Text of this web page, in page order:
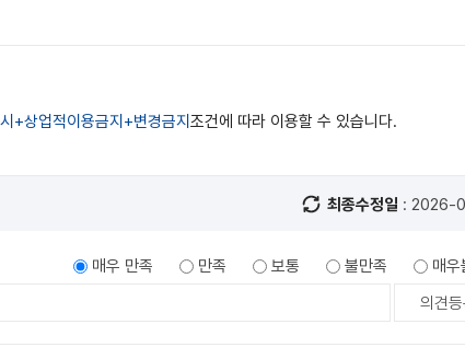
+상업적이용금지+변경금지 조건에 따라 이용할 수 있습니다.
최종수정일 : 2026-
매우 만족 만족 보통 불만족 매우